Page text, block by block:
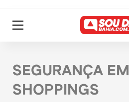
SEGURANÇA EM
SHOPPINGS